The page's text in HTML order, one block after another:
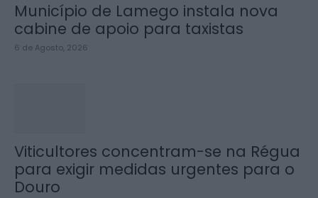
Município de Lamego instala nova
cabine de apoio para taxistas
6 de Agosto, 2026
Viticultores concentram-se na Régua
para exigir medidas urgentes para o
Douro